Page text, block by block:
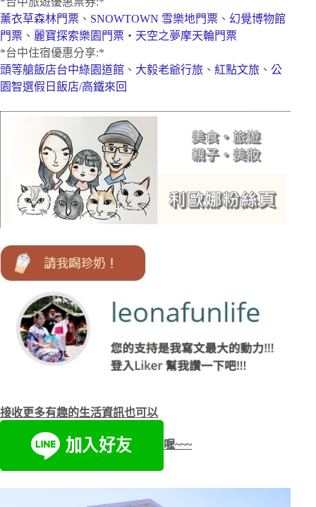
薰衣草森林門票 、 SNOWTOWN 雪樂地門票 、 幻覺博物館
門票 、 麗寶探索樂園門票・天空之夢摩天輪門票
*台中住宿優惠分享:*
頭等艙飯店台中綠園道館 、 大毅老爺行旅 、 紅點文旅 、 公
園智選假日飯店/高鐵來回
接收更多有趣的生活資訊也可以
喔~~~